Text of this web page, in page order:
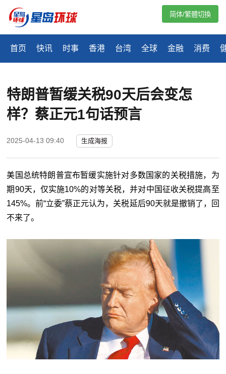
首页 快讯 时事 香港 台湾 全球 金融 消费
简体/繁體切換
特朗普暂缓关税90天后会变怎
样？蔡正元1句话预言
2025-04-13 09:40 生成海报
美国总统特朗普宣布暂缓实施针对多数国家的关税措施，为
期90天，仅实施10%的对等关税，并对中国征收关税提高至
145%。前“立委”蔡正元认为，关税延后90天就是撤销了，回
不来了。